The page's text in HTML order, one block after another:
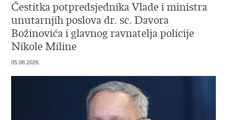
Čestitka potpredsjednika Vlade i ministra
unutarnjih poslova dr. sc. Davora
Božinovića i glavnog ravnatelja policije
Nikole Miline
05.08.2026.